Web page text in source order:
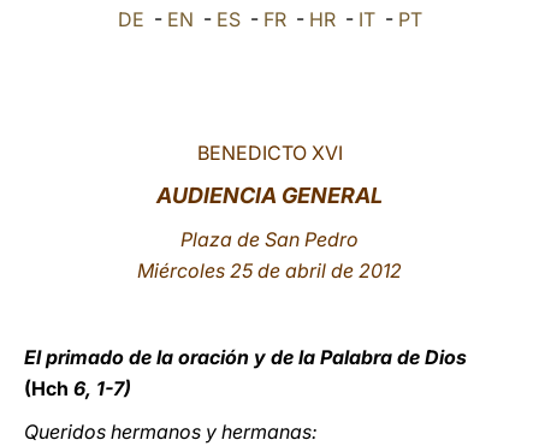
DE - EN - ES- FR- HR- IT- PT
BENEDICTO XVI
AUDIENCIA GENERAL
Plaza de San Pedro
Miércoles 25 de abril de 2012
El primado de la oración y de la Palabra de Dios
(Hch 6, 1-7)
Queridos hermanos y hermanas: